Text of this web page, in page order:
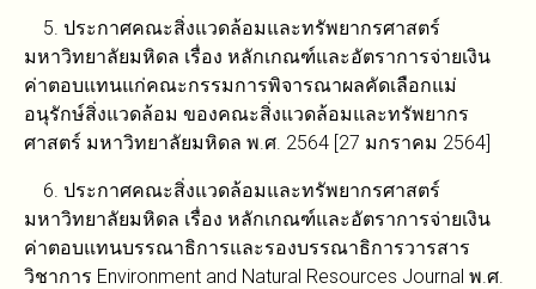
5. ประกาศคณะสิ่งแวดล้อมและทรัพยากรศาสตร์
มหาวิทยาลัยมหิดล เรื่อง หลักเกณฑ์และอัตราการจ่ายเงิน
ค่าตอบแทนแก่คณะกรรมการพิจารณาผลคัดเลือกแม่
อนุรักษ์สิ่งแวดล้อม ของคณะสิ่งแวดล้อมและทรัพยากร
ศาสตร์ มหาวิทยาลัยมหิดล พ.ศ. 2564 [27 มกราคม 2564]
6. ประกาศคณะสิ่งแวดล้อมและทรัพยากรศาสตร์
มหาวิทยาลัยมหิดล เรื่อง หลักเกณฑ์และอัตราการจ่ายเงิน
ค่าตอบแทนบรรณาธิการและรองบรรณาธิการวารสาร
วิชาการ Environment and Natural Resources Journal พ.ศ.